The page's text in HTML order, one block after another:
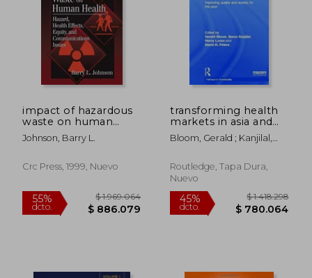
impact of hazardous
waste on human
health (en Inglés)
Johnson, Barry L.
Crc Press, 1999, Nuevo
transforming health
markets in asia and
africa (en Inglés)
Bloom, Gerald ; Kanjilal,
Routledge, Tapa Dura,
Nuevo